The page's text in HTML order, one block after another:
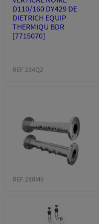
REF 234Q2
REF 288M9